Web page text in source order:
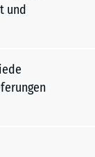
und